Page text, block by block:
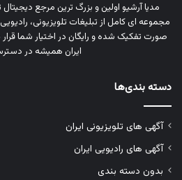
مدیا آرشیو اولین و بزرگ‌ ترین مرجع دیجیتال
مجموعه‌ ای کامل از تبلیغات تلویزیونی،
صورت تفکیک‌ شده و رایگان در اختیار شما
ایران همیشه در
دسته بندی‌ها
آگهی های تلویزیونی ایران
آگهی های رادیویی ایران
بدون دسته بندی